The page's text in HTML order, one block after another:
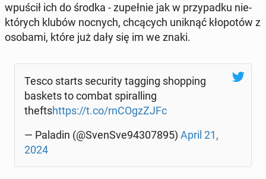
wpuścił ich do środka - zu­peł­nie jak w przy­pad­ku nie­
któ­rych klubów nocnych, chcą­cych uniknąć kło­po­tów z
osobami, które już dały się im we znaki.
Tesco starts se­cu­ri­ty tagging shop­ping
baskets to combat spi­ral­ling
theftshttps://t.co/rnCOgz­ZJFc
— Paladin (@SvenSve94307895) April 21,
2024